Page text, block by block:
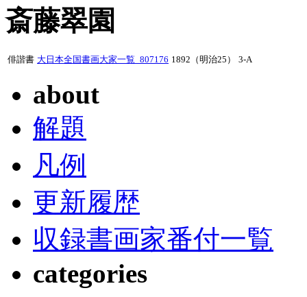
斎藤翠園
俳諧書 大日本全国書画大家一覧_807176 1892（明治25） 3-A
about
解題
凡例
更新履歴
収録書画家番付一覧
categories